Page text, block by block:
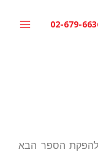
02-679-
להפקת הספר הבא